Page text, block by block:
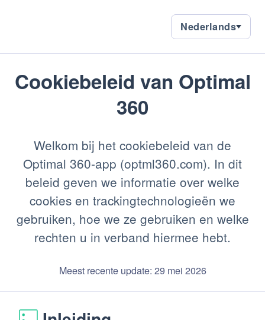
current
nl
Nederlands
Nederlands
Cookiebeleid van Optimal
360
Welkom bij het cookiebeleid van de
Optimal 360-app (optml360.com). In dit
beleid geven we informatie over welke
cookies en trackingtechnologieën we
gebruiken, hoe we ze gebruiken en welke
rechten u in verband hiermee hebt.
Meest recente update: 29 mei 2026